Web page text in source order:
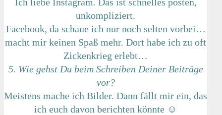
Ich liebe Instagram. Das ist schnelles posten,
unkompliziert.
Facebook, da schaue ich nur noch selten vorbei…
macht mir keinen Spaß mehr. Dort habe ich zu oft
Zickenkrieg erlebt…
5. Wie gehst Du beim Schreiben Deiner Beiträge
vor?
Meistens mache ich Bilder. Dann fällt mir ein, das
ich euch davon berichten könnte ☺